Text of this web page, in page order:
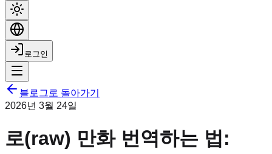
로그인
블로그로 돌아가기
2026년 3월 24일
로(raw) 만화 번역하는 법: